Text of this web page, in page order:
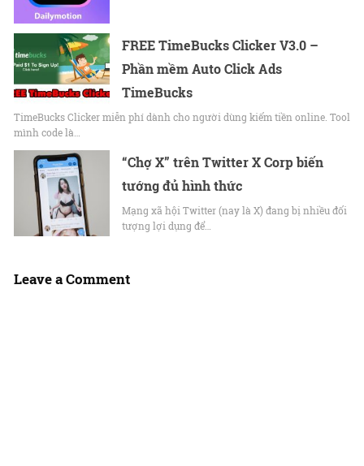
FREE TimeBucks Clicker V3.0 –
Phần mềm Auto Click Ads
TimeBucks
TimeBucks Clicker miễn phí dành cho người dùng kiếm tiền online. Tool
mình code là…
“Chợ X” trên Twitter X Corp biến
tướng đủ hình thức
Mạng xã hội Twitter (nay là X) đang bị nhiều đối
tượng lợi dụng để…
Leave a Comment